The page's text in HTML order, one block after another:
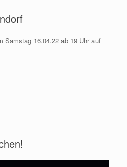
Samstag 16.04.22 ab 19 Uhr auf